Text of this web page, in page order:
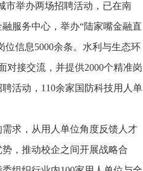
市举办两场招聘活动，已在南
服务中心，举办“陆家嘴金融直
信息5000余条。水利与生态环
对接交流，并提供2000个精准岗
活动，110余家国防科技用人单
求，从用人单位角度反馈人才
，推动校企之间开展战略合